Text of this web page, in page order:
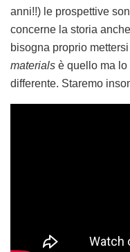
anni!!) le prospettive
concerne la storia
bisogna proprio
materials è quello ma
differente. Staremo